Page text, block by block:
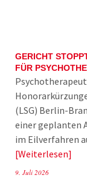
GERICHT
FÜR
(LSG) Berlin-
einer geplanten
im Eilverfahren
Weiterlesen
9. Juli 2026